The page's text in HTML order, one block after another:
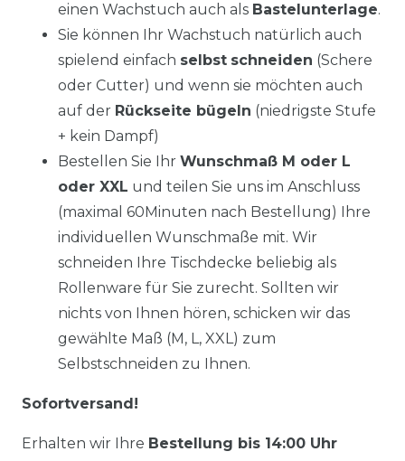
einen Wachstuch auch als Bastelunterlage.
Sie können Ihr Wachstuch natürlich auch
spielend einfach selbst schneiden (Schere
oder Cutter) und wenn sie möchten auch
auf der Rückseite bügeln (niedrigste Stufe
+ kein Dampf)
Bestellen Sie Ihr Wunschmaß M oder L
oder XXL und teilen Sie uns im Anschluss
(maximal 60Minuten nach Bestellung) Ihre
individuellen Wunschmaße mit. Wir
schneiden Ihre Tischdecke beliebig als
Rollenware für Sie zurecht. Sollten wir
nichts von Ihnen hören, schicken wir das
gewählte Maß (M, L, XXL) zum
Selbstschneiden zu Ihnen.
Sofortversand!
Erhalten wir Ihre Bestellung bis 14:00 Uhr